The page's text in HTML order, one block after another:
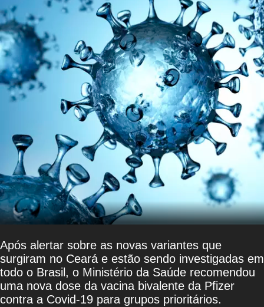
Após alertar sobre as novas variantes que
surgiram no Ceará e estão sendo investigadas em
todo o Brasil, o Ministério da Saúde recomendou
uma nova dose da vacina bivalente da Pfizer
contra a Covid-19 para grupos prioritários.